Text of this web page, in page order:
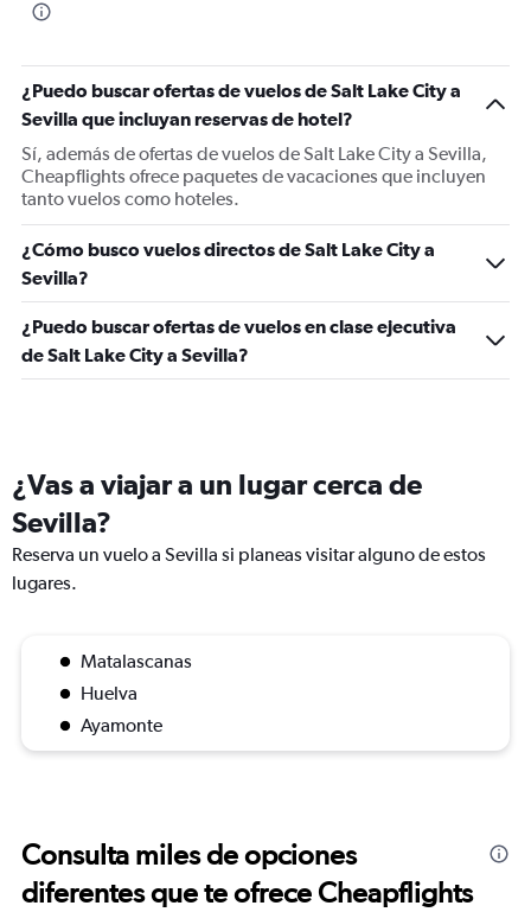
¿Puedo buscar ofertas de vuelos de Salt Lake City a
Sevilla que incluyan reservas de hotel?
Sí, además de ofertas de vuelos de Salt Lake City a Sevilla,
Cheapflights ofrece paquetes de vacaciones que incluyen
tanto vuelos como hoteles.
¿Cómo busco vuelos directos de Salt Lake City a
Sevilla?
¿Puedo buscar ofertas de vuelos en clase ejecutiva
de Salt Lake City a Sevilla?
¿Vas a viajar a un lugar cerca de
Sevilla?
Reserva un vuelo a Sevilla si planeas visitar alguno de estos
lugares.
Matalascanas
Huelva
Ayamonte
Consulta miles de opciones
diferentes que te ofrece Cheapflights